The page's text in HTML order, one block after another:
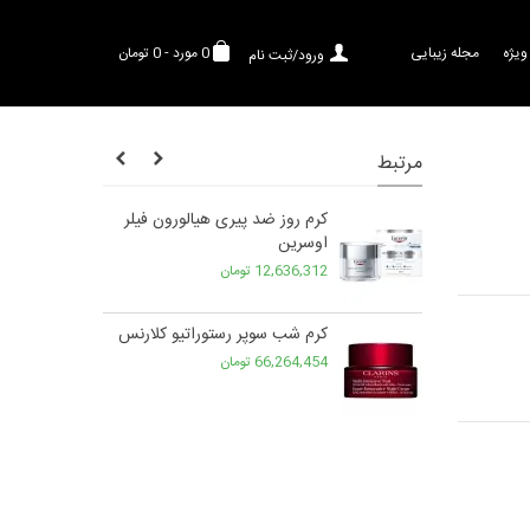
0مورد-0 تومان ورود/ثبت نام مجله زیبایی
مرتبط
کرم روز ضد پیری هیالورون فیلر
اوسرین
12,636,312 تومان
کرم شب سوپر رستوراتیو کلارنس
66,264,454 تومان